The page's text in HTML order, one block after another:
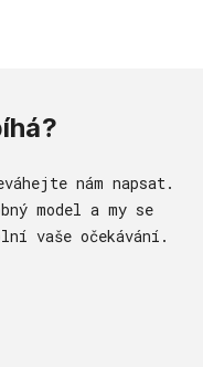
nám napsat.
model a my se
vaše očekávání.